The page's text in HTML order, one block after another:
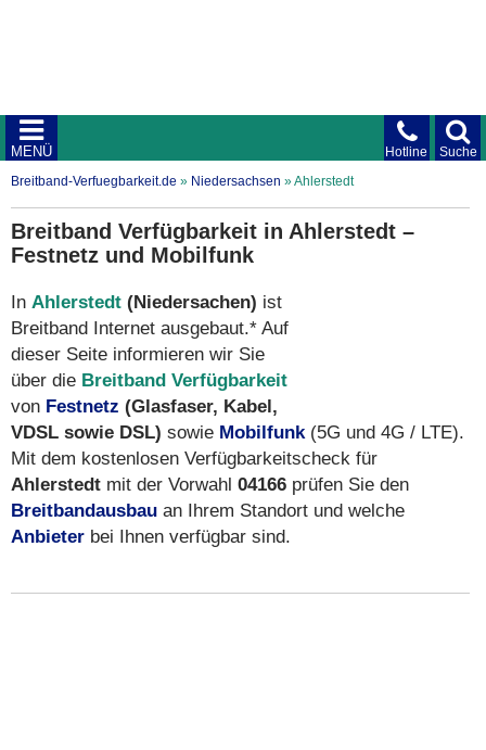
Suche
Hotline
MENÜ
Breitband-Verfuegbarkeit.de » Niedersachsen »Ahlerstedt
Breitband Verfügbarkeit in Ahlerstedt –
Festnetz und Mobilfunk
In Ahlerstedt (Niedersachen) ist
Breitband Internet ausgebaut.* Auf
dieser Seite informieren wir Sie
über die Breitband Verfügbarkeit
von Festnetz (Glasfaser, Kabel,
VDSL sowie DSL) sowie Mobilfunk(5G und 4G / LTE).
Mit dem kostenlosen Verfügbarkeitscheck für
Ahlerstedt mit der Vorwahl 04166 prüfen Sie den
Breitbandausbau an Ihrem Standort und welche
Anbieter bei Ihnen verfügbar sind.